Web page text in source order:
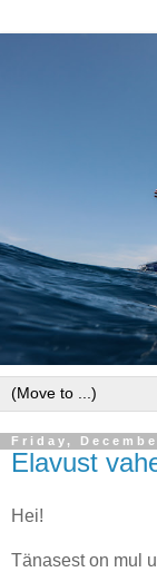
Friday,
Elavust
Hei!
Tänasest on mul